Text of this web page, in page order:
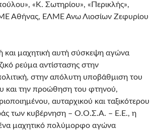
«Κ. Σωτηρίου», «Περικλής»,
Αθήνας, ΕΛΜΕ Άνω Λιοσίων Ζεφυρίου
μαχητική αυτή σύσκεψη αγώνα
ρεύμα αντίστασης στην
στην απόλυτη υποβάθμιση του
και την προώθηση του φτηνού,
αυταρχικού και ταξικότερου
των κυβέρνηση – Ο.Ο.Σ.Α. – Ε.Ε., η
μαχητικό πολύμορφο αγώνα